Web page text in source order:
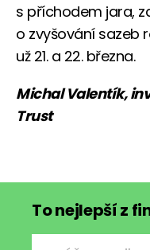
s příchodem jara,
o zvyšování sazeb
už 21. a 22. března.
Michal Valentík,
Trust
To nejlepší z